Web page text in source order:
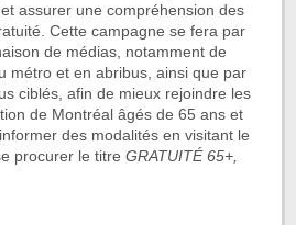
assurer une compréhension des
Cette campagne se fera par
de médias, notamment de
métro et en abribus, ainsi que par
ciblés, afin de mieux rejoindre les
de Montréal âgés de 65 ans et
des modalités en visitant le
procurer le titre GRATUITÉ 65+,